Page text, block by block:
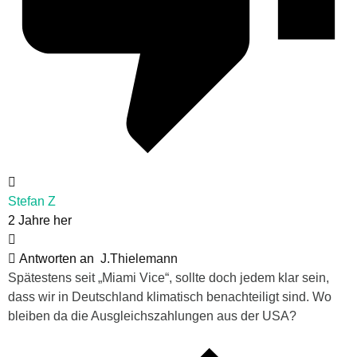
Stefan Z
2 Jahre her
Antworten an J.Thielemann
Spätestens seit „Miami Vice“, sollte doch jedem klar sein,
dass wir in Deutschland klimatisch benachteiligt sind. Wo
bleiben da die Ausgleichszahlungen aus der USA?